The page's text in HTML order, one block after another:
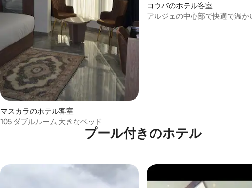
マスカラのホテル客室
105 ダブルルーム 大きなベッド
コウバのホテル客室
アルジェの中心部で快適で温か
プール付きのホ⁠テ⁠ル